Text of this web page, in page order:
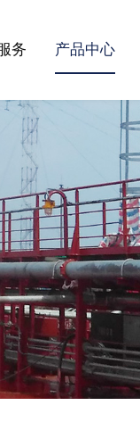
务 产品中心